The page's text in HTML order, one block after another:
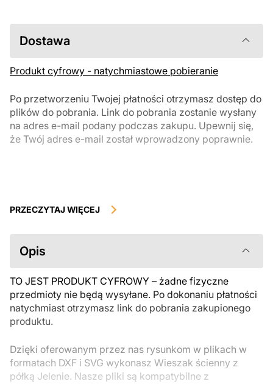
Dostawa
Produkt cyfrowy - natychmiastowe pobieranie
Po przetworzeniu Twojej płatności otrzymasz dostęp do
plików do pobrania. Link do pobrania zostanie wysłany
na adres e-mail podany podczas zakupu. Upewnij się,
że Twój adres e-mail został wprowadzony poprawnie.
podlegają zwrotowi ani wymianie po ich pobraniu. Zalecamy
przed zakupem. Jeśli masz jakiekolwiek problemy z zamówieniem,
skontaktuj się bezpośrednio ze sprzedawcą.
PRZECZYTAJ WIĘCEJ
Opis
TO JEST PRODUKT CYFROWY – żadne fizyczne
przedmioty nie będą wysyłane. Po dokonaniu płatności
natychmiast otrzymasz link do pobrania zakupionego
produktu.
Dzięki oferowanym przez nas rysunkom w plikach w
formatach DXF i SVG wykonasz Wieszak ścienny z
półką Jelenie. Nasze pliki są kompatybilne z